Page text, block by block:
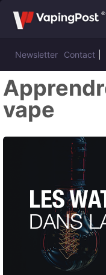
Newsletter Contact
vape